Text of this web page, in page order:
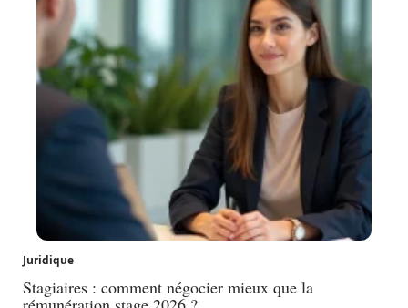
Juridique
Stagiaires : comment négocier mieux que la